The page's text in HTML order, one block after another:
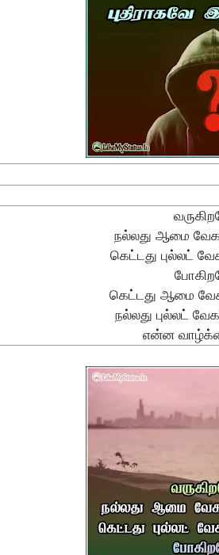
நல்லது ஆமை
கெட்டது புல்லட்
கெட்டது ஆமை
நல்லது புல்லட்
என்ன